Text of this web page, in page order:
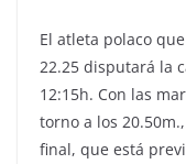
El atleta polaco
22.25 disputará la
12:15h. Con las
torno a los
final, que está